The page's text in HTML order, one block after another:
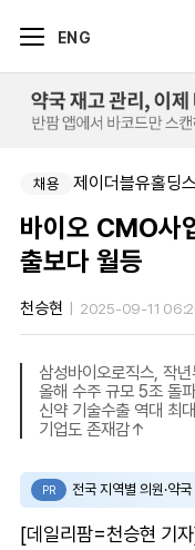
ENG
채용
바이오 CMO사
출보다 월등
천승현 2025-09-11
삼성바이오로직스, 작
올해 수주 규모 5조 돌
신약 기술수출 역대 최
기업도 존재감↑
PR 전국 지역별 의원·약국
[데일리팜=천승현 기